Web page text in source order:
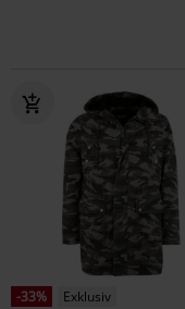
-33%
Exklusiv